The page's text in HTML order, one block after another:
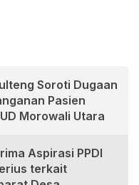
Soroti Dugaan
Pasien
Morowali Utara
Aspirasi PPDI
terkait